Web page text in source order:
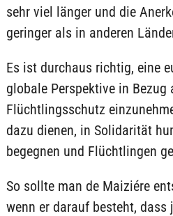
sehr viel länger und die
geringer als in anderen
Es ist durchaus richtig, eine
globale Perspektive in Bezug
Flüchtlingsschutz
dazu dienen, in Solidarität
begegnen und Flüchtlingen
So sollte man de Maiziére
wenn er darauf besteht, dass